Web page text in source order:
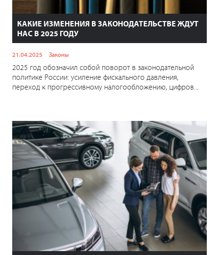
КАКИЕ ИЗМЕНЕНИЯ В ЗАКОНОДАТЕЛЬСТВЕ ЖДУТ
НАС В 2025 ГОДУ
21.04.2025 Законы
2025 год обозначил собой поворот в законодательной
политике России: усиление фискального давления,
переход к прогрессивному налогообложению, цифров...